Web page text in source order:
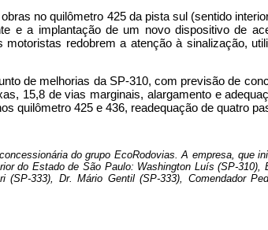
no quilômetro 425 da pista sul (sentido
e a implantação de um novo dispositivo de
motoristas redobrem a atenção à sinalização,
de melhorias da SP-310, com previsão de
15,8 de vias marginais, alargamento e
quilômetro 425 e 436, readequação de quatro
do grupo EcoRodovias. A empresa, que
do Estado de São Paulo: Washington Luís (SP-310),
(SP-333), Dr. Mário Gentil (SP-333), Comendador